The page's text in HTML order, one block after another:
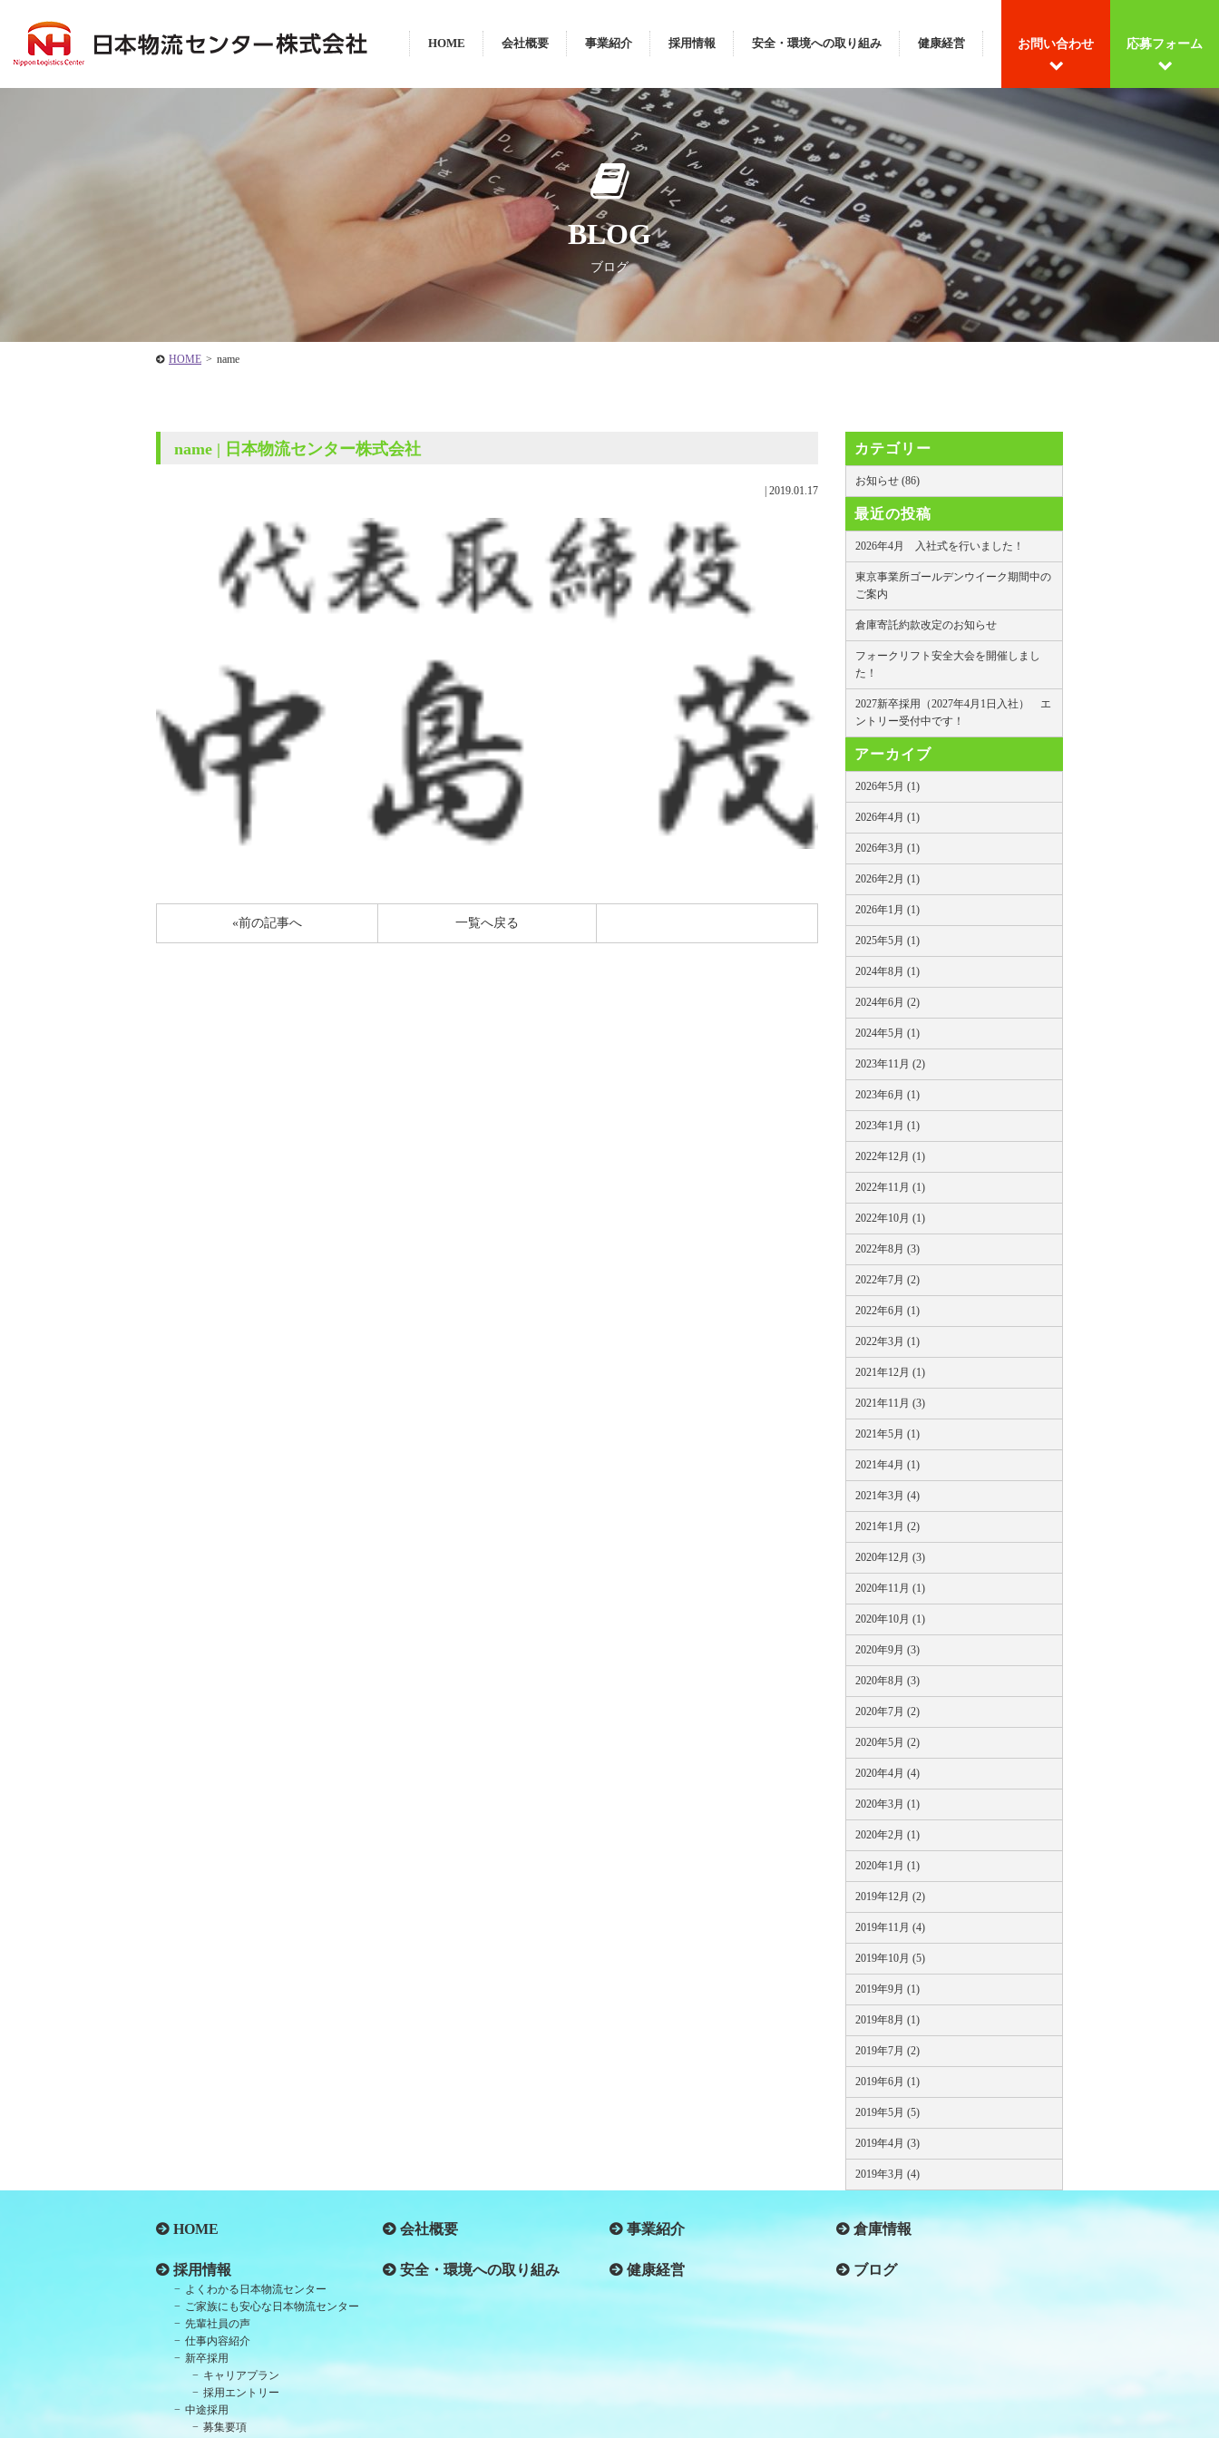
HOME 会社概要 事業紹介 採用情報 安全・環境への取り組み 健康経営 応募フォーム
お問い合わせ
BLOG
ブログ
HOME > name
name | 日本物流センター株式会社
2019.01.17
«前の記事へ 一覧へ戻る
カテゴリー
お知らせ (86)
最近の投稿
2026年4月 入社式を行いました！
東京事業所ゴールデンウイーク期間中の
ご案内
倉庫寄託約款改定のお知らせ
フォークリフト安全大会を開催しまし
た！
2027新卒採用（2027年4月1日入社） エ
ントリー受付中です！
アーカイブ
2026年5月 (1)
2026年4月 (1)
2026年3月 (1)
2026年2月 (1)
2026年1月 (1)
2025年5月 (1)
2024年8月 (1)
2024年6月 (2)
2024年5月 (1)
2023年11月 (2)
2023年6月 (1)
2023年1月 (1)
2022年12月 (1)
2022年11月 (1)
2022年10月 (1)
2022年8月 (3)
2022年7月 (2)
2022年6月 (1)
2022年3月 (1)
2021年12月 (1)
2021年11月 (3)
2021年5月 (1)
2021年4月 (1)
2021年3月 (4)
2021年1月 (2)
2020年12月 (3)
2020年11月 (1)
2020年10月 (1)
2020年9月 (3)
2020年8月 (3)
2020年7月 (2)
2020年5月 (2)
2020年4月 (4)
2020年3月 (1)
2020年2月 (1)
2020年1月 (1)
2019年12月 (2)
2019年11月 (4)
2019年10月 (5)
2019年9月 (1)
2019年8月 (1)
2019年7月 (2)
2019年6月 (1)
2019年5月 (5)
2019年4月 (3)
2019年3月 (4)
HOME 会社概要 事業紹介 倉庫情報
採用情報
よくわかる日本物流センター
ご家族にも安心な日本物流センター
先輩社員の声
仕事内容紹介
新卒採用
キャリアプラン
採用エントリー
中途採用
募集要項
安全・環境への取り組み 健康経営 ブログ